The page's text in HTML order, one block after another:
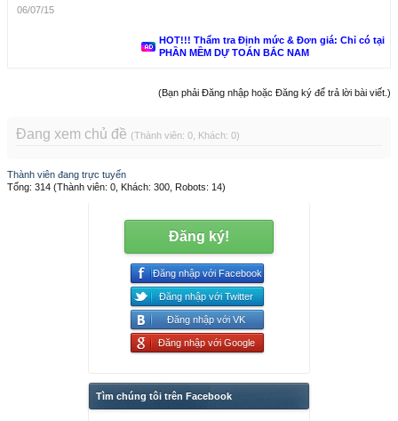
06/07/15
HOT!!! Thẩm tra Định mức & Đơn giá: Chỉ có tại
PHẦN MỀM DỰ TOÁN BẮC NAM
(Bạn phải Đăng nhập hoặc Đăng ký để trả lời bài viết.)
Đang xem chủ đề (Thành viên: 0, Khách: 0)
Thành viên đang trực tuyến
Tổng: 314 (Thành viên: 0, Khách: 300, Robots: 14)
Đăng ký!
Đăng nhập với Facebook
Đăng nhập với Twitter
Đăng nhập với VK
Đăng nhập với Google
Tìm chúng tôi trên Facebook